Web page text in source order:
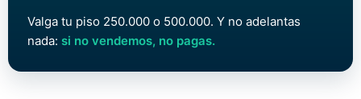
Valga tu piso 250.000 o 500.000. Y no adelantas
nada: si no vendemos, no pagas.